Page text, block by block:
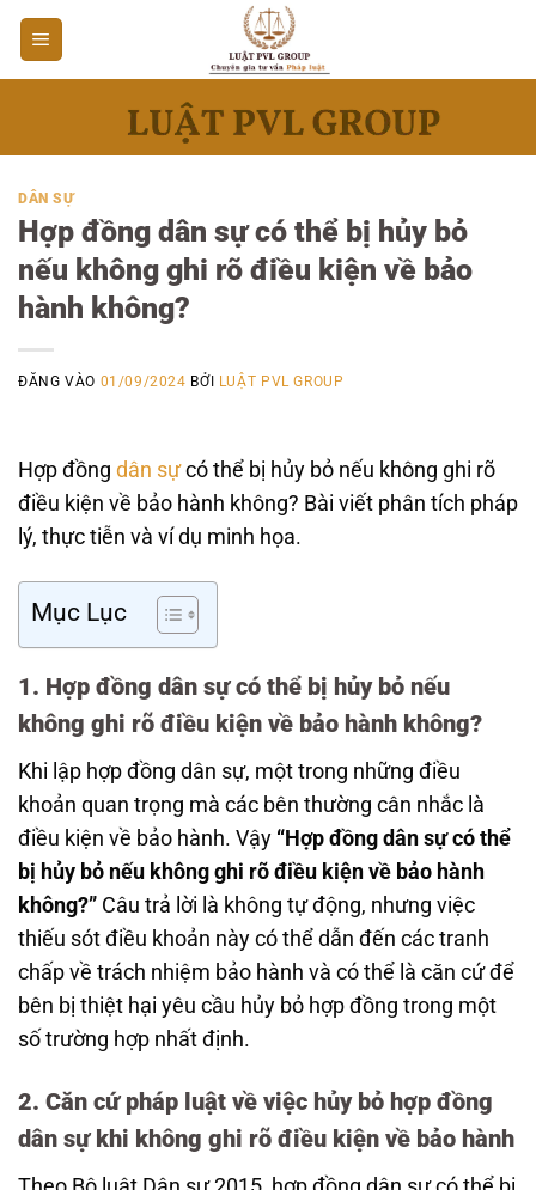
Bỏ
qua
nội
DÂN SỰ
Hợp đồng dân sự có thể bị hủy bỏ
nếu không ghi rõ điều kiện về bảo
hành không?
ĐĂNG VÀO 01/09/2024 BỞI LUẬT PVL GROUP
Hợp đồng dân sựcó thể bị hủy bỏ nếu không ghi rõ
điều kiện về bảo hành không? Bài viết phân tích pháp
lý, thực tiễn và ví dụ minh họa.
Mục Lục
1. Hợp đồng dân sự có thể bị hủy bỏ nếu
không ghi rõ điều kiện về bảo hành không?
Khi lập hợp đồng dân sự, một trong những điều
khoản quan trọng mà các bên thường cân nhắc là
điều kiện về bảo hành. Vậy “Hợp đồng dân sự có thể
bị hủy bỏ nếu không ghi rõ điều kiện về bảo hành
không?” Câu trả lời là không tự động, nhưng việc
thiếu sót điều khoản này có thể dẫn đến các tranh
chấp về trách nhiệm bảo hành và có thể là căn cứ để
bên bị thiệt hại yêu cầu hủy bỏ hợp đồng trong một
số trường hợp nhất định.
2. Căn cứ pháp luật về việc hủy bỏ hợp đồng
dân sự khi không ghi rõ điều kiện về bảo hành